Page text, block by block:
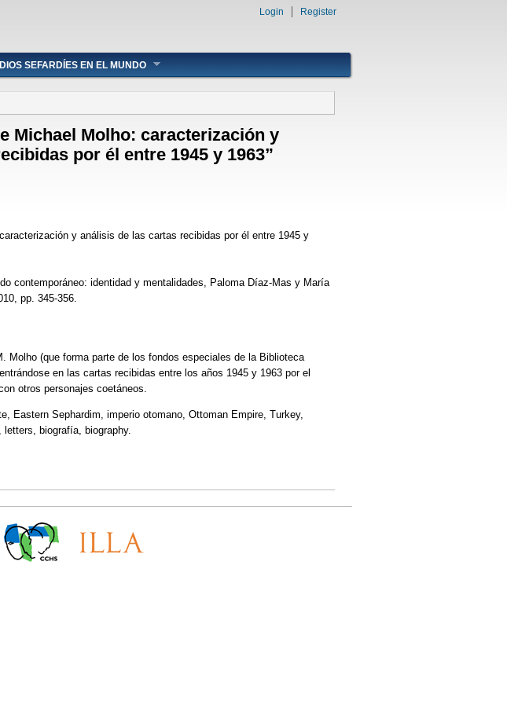
Login Register
SEFARDÍES EN EL MUNDO
Michael Molho: caracterización y
por él entre 1945 y 1963”
y análisis de las cartas recibidas por él entre 1945 y
contemporáneo: identidad y mentalidades, Paloma Díaz-Mas y María
pp. 345-356.
Molho (que forma parte de los fondos especiales de la Biblioteca
en las cartas recibidas entre los años 1945 y 1963 por el
otros personajes coetáneos.
Eastern Sephardim, imperio otomano, Ottoman Empire, Turkey,
biografía, biography.